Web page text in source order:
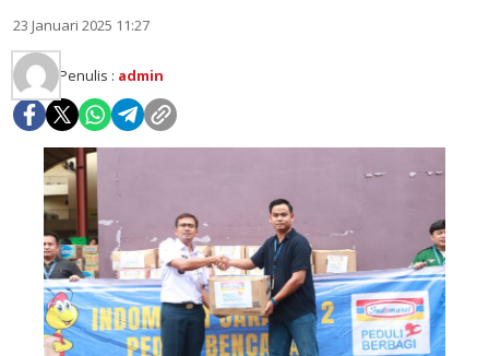
23 Januari 2025 11:27
Penulis : admin